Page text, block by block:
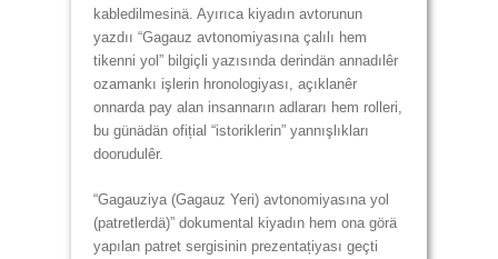
kabledilmesinä. Ayırıca kiyadın avtorunun
yazdıı “Gagauz avtonomiyasına çalılı hem
tikenni yol” bilgiçli yazısında derindän annadılêr
ozamankı işlerin hronologiyası, açıklanêr
onnarda pay alan insannarın adlararı hem rolleri,
bu günädän ofițial “istoriklerin” yannışlıkları
doorudulêr.
“Gagauziya (Gagauz Yeri) avtonomiyasına yol
(patretlerdä)” dokumental kiyadın hem ona görä
yapılan patret sergisinin prezentațiyası geçti